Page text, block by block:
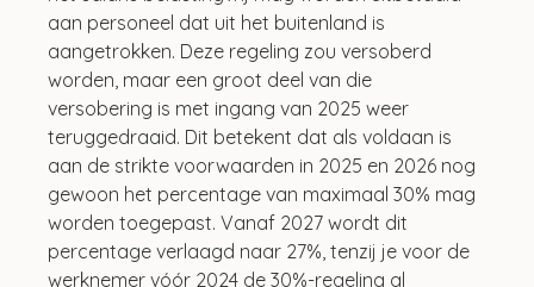
aan personeel dat uit het buitenland is
aangetrokken. Deze regeling zou versoberd
worden, maar een groot deel van die
versobering is met ingang van 2025 weer
teruggedraaid. Dit betekent dat als voldaan is
aan de strikte voorwaarden in 2025 en 2026 nog
gewoon het percentage van maximaal 30% mag
worden toegepast. Vanaf 2027 wordt dit
percentage verlaagd naar 27%, tenzij je voor de
werknemer vóór 2024 de 30%-regeling al